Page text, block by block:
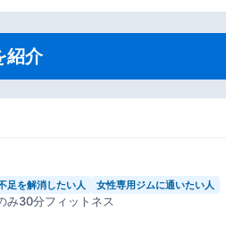
紹介
足を解消したい人 女性専用ジムに通いたい人
み30分フィットネス